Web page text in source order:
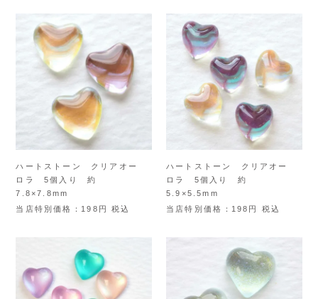
ハートストーン クリアオー
ロラ 5個入り 約
7.8×7.8mm
当店特別価格
198 税込
ハートストーン クリアオー
ロラ 5個入り 約
5.9×5.5mm
当店特別価格
198 税込